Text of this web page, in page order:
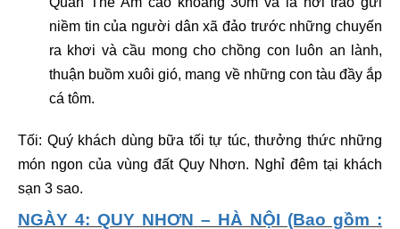
niềm tin của người dân xã đảo trước những chuyến
ra khơi và cầu mong cho chồng con luôn an lành,
thuận buồm xuôi gió, mang về những con tàu đầy ắp
cá tôm.
Tối: Quý khách dùng bữa tối tự túc, thưởng thức những
món ngon của vùng đất Quy Nhơn. Nghỉ đêm tại khách
sạn 3 sao.
NGÀY 4: QUY NHƠN – HÀ NỘI (Bao gồm :